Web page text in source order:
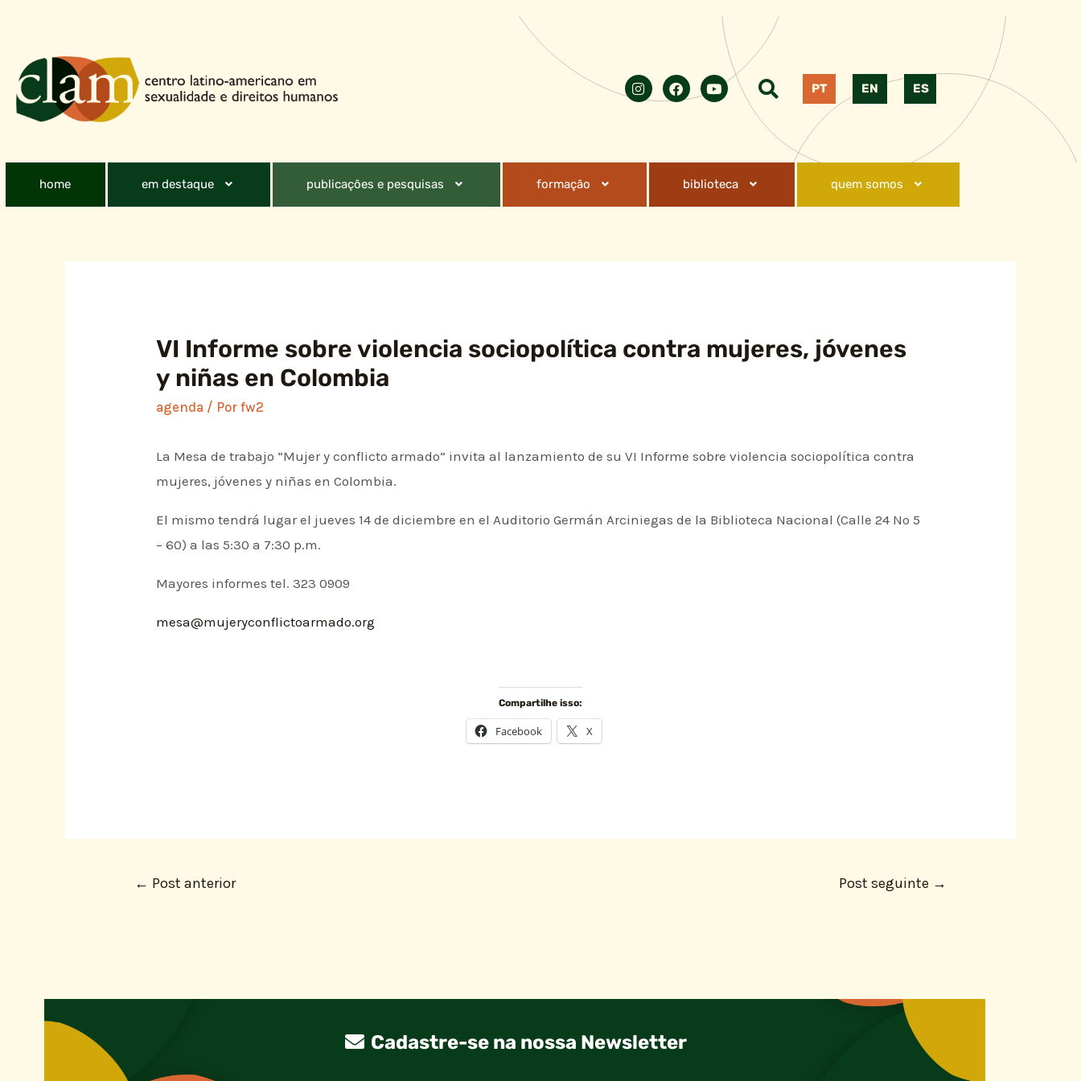
PT EN ES
home em destaque publicações e pesquisas formação biblioteca quem somos
VI Informe sobre violencia sociopolítica contra mujeres, jóvenes
y niñas en Colombia
agenda / Porfw2
La Mesa de trabajo “Mujer y conflicto armado” invita al lanzamiento de su VI Informe sobre violencia sociopolítica contra
mujeres, jóvenes y niñas en Colombia.
El mismo tendrá lugar el jueves 14 de diciembre en el Auditorio Germán Arciniegas de la Biblioteca Nacional (Calle 24 No 5
– 60) a las 5:30 a 7:30 p.m.
Mayores informes tel. 323 0909
mesa@mujeryconflictoarmado.org
Compartilhe isso:
Facebook X
← Post anterior Post seguinte →
Cadastre-se na nossa Newsletter